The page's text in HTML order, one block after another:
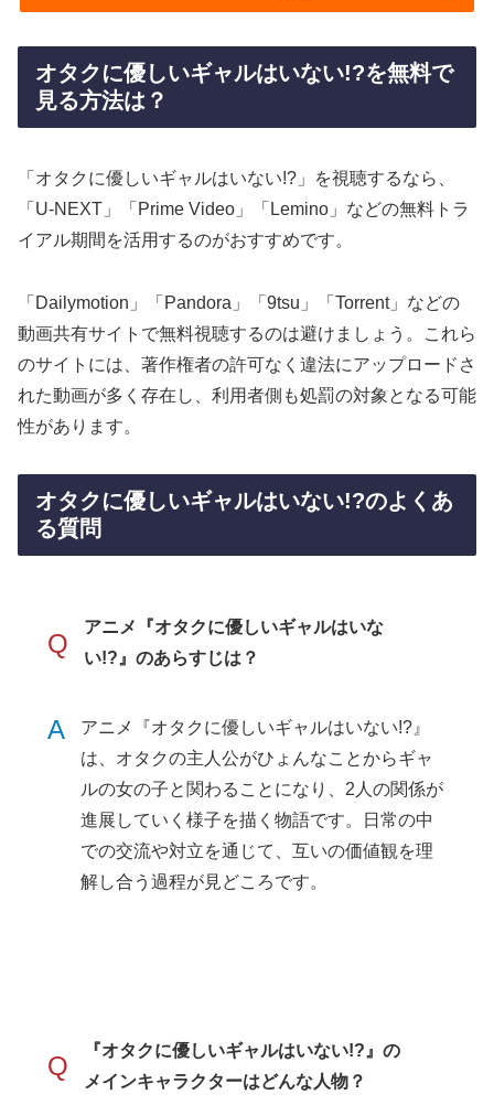
オタクに優しいギャルはいない!?を無料で
見る方法は？
「オタクに優しいギャルはいない!?」を視聴するなら、
「U-NEXT」「Prime Video」「Lemino」などの無料トラ
イアル期間を活用するのがおすすめです。
「Dailymotion」「Pandora」「9tsu」「Torrent」などの
動画共有サイトで無料視聴するのは避けましょう。これら
のサイトには、著作権者の許可なく違法にアップロードさ
れた動画が多く存在し、利用者側も処罰の対象となる可能
性があります。
オタクに優しいギャルはいない!?のよくあ
る質問
Q
アニメ『オタクに優しいギャルはいな
い!?』のあらすじは？
A
アニメ『オタクに優しいギャルはいない!?』
は、オタクの主人公がひょんなことからギャ
ルの女の子と関わることになり、2人の関係が
進展していく様子を描く物語です。日常の中
での交流や対立を通じて、互いの価値観を理
解し合う過程が見どころです。
Q
『オタクに優しいギャルはいない!?』の
メインキャラクターはどんな人物？